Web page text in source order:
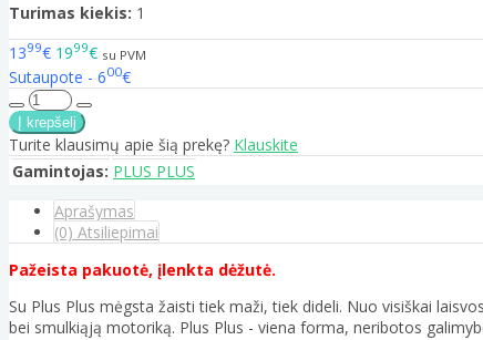
Turimas kiekis: 1
1399€ 1999€ su PVM
Sutaupote - 600€
Turite klausimų apie šią prekę? Klauskite
Gamintojas: PLUS PLUS
Aprašymas
(0) Atsiliepimai
Pažeista pakuotė, įlenkta dėžutė.
Su Plus Plus mėgsta žaisti tiek maži, tiek dideli. Nuo visiškai
bei smulkiąją motoriką. Plus Plus - viena forma, neribotos